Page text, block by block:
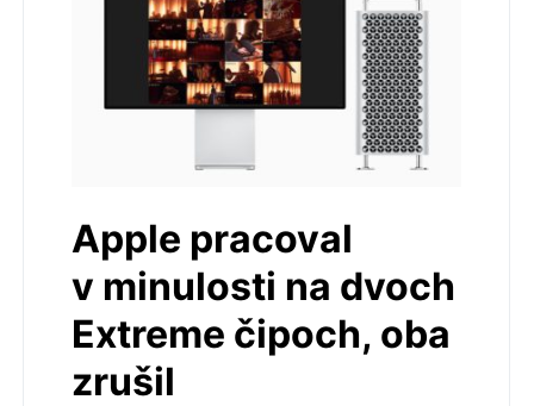
Apple pracoval
v minulosti na dvoch
Extreme čipoch, oba
zrušil